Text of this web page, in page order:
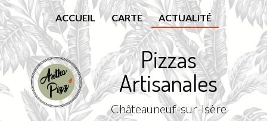
ACCUEIL CARTE ACTUALITÉ
Pizzas
Artisanales
Châteauneuf-sur-Isère